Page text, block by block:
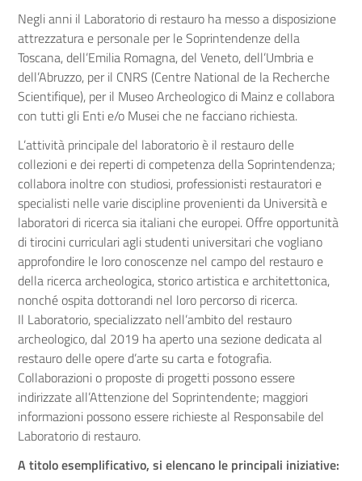
Negli anni il Laboratorio di restauro ha messo a disposizione
attrezzatura e personale per le Soprintendenze della
Toscana, dell’Emilia Romagna, del Veneto, dell’Umbria e
dell’Abruzzo, per il CNRS (Centre National de la Recherche
Scientifique), per il Museo Archeologico di Mainz e collabora
con tutti gli Enti e/o Musei che ne facciano richiesta.
L’attività principale del laboratorio è il restauro delle
collezioni e dei reperti di competenza della Soprintendenza;
collabora inoltre con studiosi, professionisti restauratori e
specialisti nelle varie discipline provenienti da Università e
laboratori di ricerca sia italiani che europei. Offre opportunità
di tirocini curriculari agli studenti universitari che vogliano
approfondire le loro conoscenze nel campo del restauro e
della ricerca archeologica, storico artistica e architettonica,
nonché ospita dottorandi nel loro percorso di ricerca.
Il Laboratorio, specializzato nell’ambito del restauro
archeologico, dal 2019 ha aperto una sezione dedicata al
restauro delle opere d’arte su carta e fotografia.
Collaborazioni o proposte di progetti possono essere
indirizzate all’Attenzione del Soprintendente; maggiori
informazioni possono essere richieste al Responsabile del
Laboratorio di restauro.
A titolo esemplificativo, si elencano le principali iniziative: